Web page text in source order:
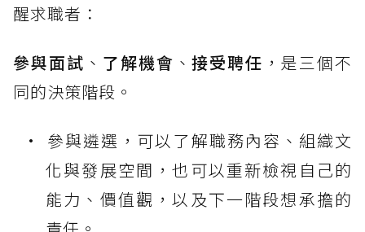
醒求職者：
參與面試 、 了解機會 、接受聘任 ，是三個不
同的決策階段。
參與遴選，可以了解職務內容、組織文
化與發展空間，也可以重新檢視自己的
能力、價值觀，以及下一階段想承擔的